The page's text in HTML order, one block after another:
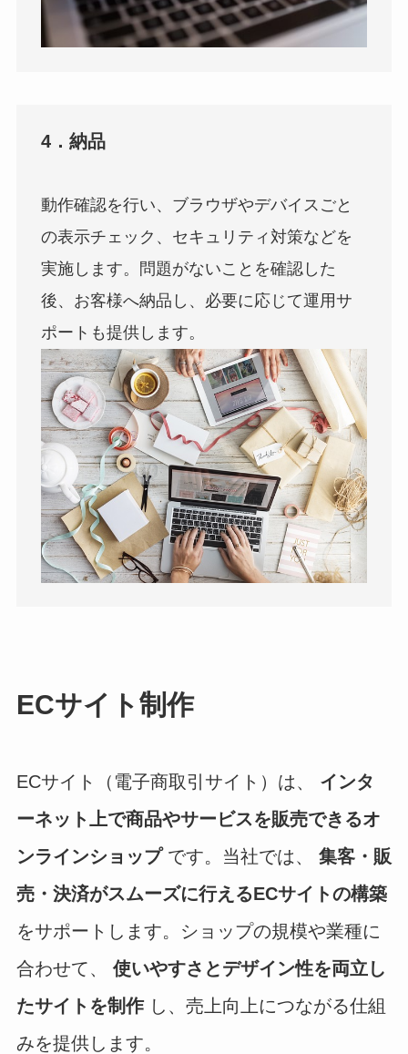
4．納品
動作確認を行い、ブラウザやデバイスごと
の表示チェック、セキュリティ対策などを
実施します。問題がないことを確認した
後、お客様へ納品し、必要に応じて運用サ
ポートも提供します。
ECサイト制作
ECサイト（電子商取引サイト）は、 インタ
ーネット上で商品やサービスを販売できるオ
ンラインショップです。当社では、 集客・販
売・決済がスムーズに行えるECサイトの構築
をサポートします。ショップの規模や業種に
合わせて、 使いやすさとデザイン性を両立し
たサイトを制作し、売上向上につながる仕組
みを提供します。